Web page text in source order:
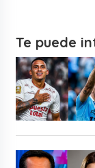
Te puede